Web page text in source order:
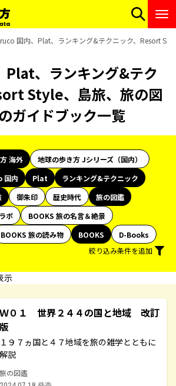
国内、Plat、ランキング&テクニック、Resort
Plat、ランキング&テク
Style、島旅、旅の図
ガイドブック一覧
海外
地球の歩き方 Jシリーズ（国内）
国内 Plat
ランキング&テクニック
御朱印 歴史時代
旅の図鑑
ボ
BOOKS 旅の名言＆絶景
BOOKS 旅の読み物 BOOKS
D-Books
絞り込み条件を追加
示
Ｗ０１ 世界２４４の国と地域 改訂
版
１９７ヵ国と４７地域を旅の雑学とともに
解説
旅の図鑑